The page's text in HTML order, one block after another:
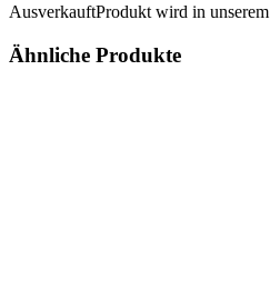
AusverkauftProdukt wird in
Ähnliche Produkte